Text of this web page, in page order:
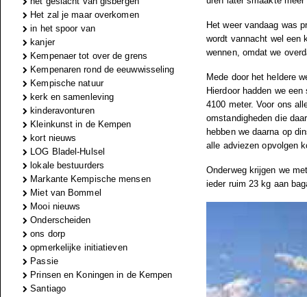
Het zal je maar overkomen
in het spoor van
kanjer
Kempenaer tot over de grens
Kempenaren rond de eeuwwisseling
Kempische natuur
kerk en samenleving
kinderavonturen
Kleinkunst in de Kempen
kort nieuws
LOG Bladel-Hulsel
lokale bestuurders
Markante Kempische mensen
Miet van Bommel
Mooi nieuws
Onderscheiden
ons dorp
opmerkelijke initiatieven
Passie
Prinsen en Koningen in de Kempen
Santiago
Het weer vandaag was
wordt vannacht wel een
wennen, omdat we
Mede door het heldere
Hierdoor hadden we
4100 meter. Voor ons
omstandigheden die
hebben we daarna op
alle adviezen opvolgen
Onderweg krijgen we
ieder ruim 23 kg aan